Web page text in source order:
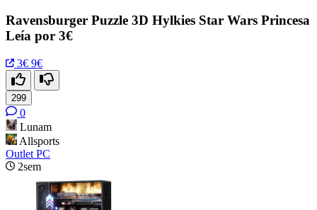
Ravensburger Puzzle 3D Hylkies Star Wars Princesa
Leía por 3€
3€ 9€
299
0
Lunam
Allsports
Outlet PC
2sem